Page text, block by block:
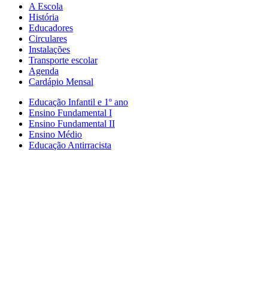
A Escola
História
Educadores
Circulares
Instalações
Transporte escolar
Agenda
Cardápio Mensal
Educação Infantil e 1º ano
Ensino Fundamental I
Ensino Fundamental II
Ensino Médio
Educação Antirracista